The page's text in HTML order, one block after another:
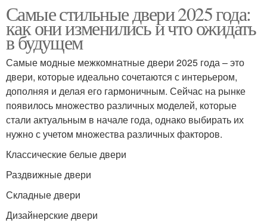
Самые стильные двери 2025 года:
как они изменились и что ожидать
в будущем
Самые модные межкомнатные двери 2025 года – это
двери, которые идеально сочетаются с интерьером,
дополняя и делая его гармоничным. Сейчас на рынке
появилось множество различных моделей, которые
стали актуальным в начале года, однако выбирать их
нужно с учетом множества различных факторов.
Классические белые двери
Раздвижные двери
Складные двери
Дизайнерские двери